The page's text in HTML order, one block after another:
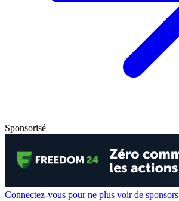
Sponsorisé
Connectez-vous pour ne plus voir de sponsors